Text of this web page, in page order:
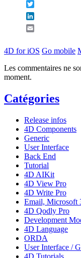
4D for iOS Go mobile
Les commentaires ne
moment.
Catégories
Release infos
4D Components
Generic
User Interface
Back End
Tutorial
4D AIKit
4D View Pro
4D Write Pro
Email, Microsoft
4D Qodly Pro
Development
4D Language
ORDA
User Interface /
4D Tutorials